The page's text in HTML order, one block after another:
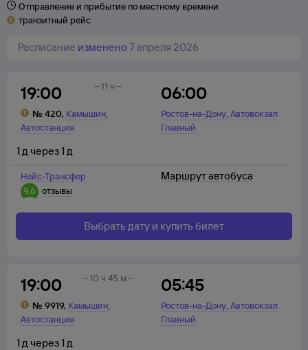
Отправление и прибытие по местному времени
транзитный рейс
Расписание изменено 7 апреля 2026
19:00
№ 420, Камышин,
Автостанция
06:00
Ростов-на-Дону,Автовокзал
Главный
11 ч
Нейс-Трансфер
9,6
отзывы
1 д через1 д
Маршрут автобуса
Выбрать дату и купить билет
19:00
№ 9919, Камышин,
Автостанция
05:45
Ростов-на-Дону,Автовокзал
Главный
10 ч 45 м
1 д через1 д